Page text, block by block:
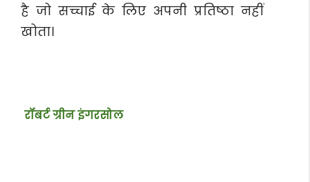
है जो सच्चाई के लिए अपनी प्रतिष्ठा नहीं
खोता।
रॉबर्ट ग्रीन इंगरसोल